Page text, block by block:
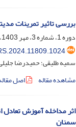
بررسی تاثیر تمرینات
دوره 1، شماره 3، مهر 1403، صفحه
سمیه طلیقی؛ حمیدرضا
مشاهده مقاله
اصل
اثر مداخله آموزش
سمنان